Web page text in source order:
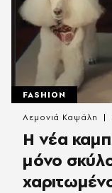
FASHION
Η νέα
μόνο
Λεμονιά Καψάλη